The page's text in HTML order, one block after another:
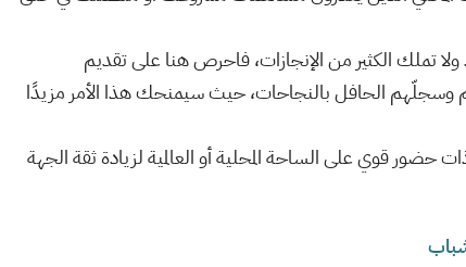
الكثير من الإنجازات، فاحرص هنا على تقديم
وسجلّهم الحافل بالنجاحات، حيث سيمنحك هذا الأمر مزيدًا
قوي على الساحة المحلية أو العالمية لزيادة ثقة الجهة